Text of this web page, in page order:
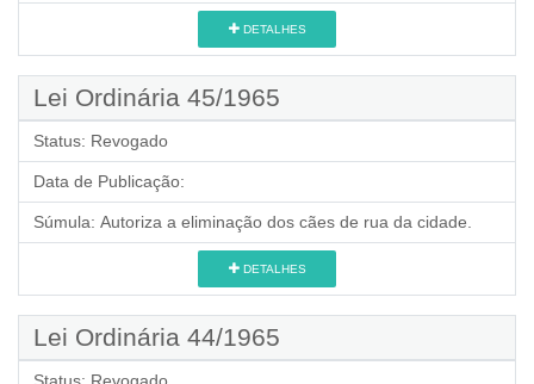
DETALHES
Lei Ordinária 45/1965
Status: Revogado
Data de Publicação:
Súmula: Autoriza a eliminação dos cães de rua da cidade.
DETALHES
Lei Ordinária 44/1965
Status: Revogado